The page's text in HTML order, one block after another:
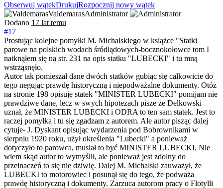
Obserwuj wątekDrukujRozpocznij nowy wątek
ValdemarasAdministrator
Dodano 17 lat temu
#17
Prostując kolejne pomyłki M. Michalskiego w książce "Statki
parowe na polskich wodach śródlądowych-bocznokołowce tom I
natknąłem się na str. 231 na opis statku "LUBECKI" i tu mną
wstrząsnęło.
Autor tak pomieszał dane dwóch statków gubiąc się całkowicie do
tego negując prawdę historyczną i niepodważalne dokumenty. Otóż
na stronie 198 opisuje statek "MINISTER LUBECKI" pomijam nie
prawdziwe dane, lecz w swych hipotezach pisze że Delkowski
uznał, że MINISTER LUBECKI i ODRA to ten sam statek. Jest to
raczej pomyłka i tu się zgadzam z autorem. Ale autor pisząc dalej
cytuje- J. Dyskant opisując wydarzenia pod Bobrownikami w
sierpniu 1920 roku, użył określenia "Lubecki" a ponieważ
dotyczyło to parowca, musiał to być MINISTER LUBECKI. Nie
wiem skąd autor to wymyślił, ale ponieważ jest zdolny do
przeinaczeń to się nie dziwię. Dalej M. Michalski zauważył, że
LUBECKI to motorowiec i posunął się do tego, że podważa
prawdę historyczną i dokumenty. Zarzuca autorom pracy o Flotylli